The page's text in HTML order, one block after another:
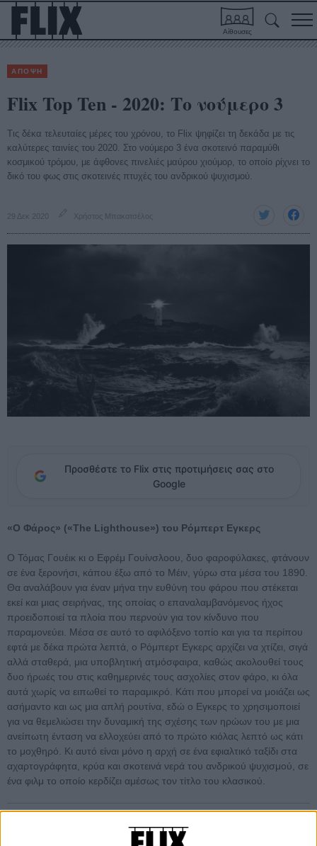
Αίθουσες
ΑΠΟΨΗ
Flix Top Ten - 2020: Το νούμερο 3
Τις δέκα τελευταίες μέρες του χρόνου, το Flix ψηφίζει τη δεκάδα με τις
καλύτερες ταινίες του 2020. Στο νούμερο 3 ένα σκοτεινό παραμύθι
κοσμικού τρόμου, με άφθονες πινελιές μαύρου χιούμορ, το οποίο ρίχνει το
δικό του φως στις σκοτεινές πτυχές του ανδρικού ψυχισμού.
29 Δεκ 2020 Χρήστος Μπακατσέλος
Προσθέστε το Flix στις προτιμήσεις σας στο
Google
«Ο Φάρος» («The Lighthouse») του Ρόμπερτ Εγκερς
Ο Τόμας Γουέικ κι ο Εφρέμ Γουίνσλοου, δυο φαροφύλακες, φτάνουν
σε ένα ξερονήσι, κάπου έξω από το Μέιν, γύρω στα μέσα του 1890.
Θα αναλάβουν για έναν μήνα την ευθύνη του φάρου που στέκεται
εκεί και μιας σειρήνας, της οποίας ο επαναλαμβανόμενος ήχος
προειδοποιεί τα πλοία που περνούν για τον κίνδυνο που
παραμονεύει. Μέσα σε αυτό το αφιλόξενο τοπίο και για τα περίπου
εφτά με δέκα πρώτα λεπτά, ο Ρόμπερτ Εγκερς αρχίζει να χτίζει, σιγά
αλλά σταθερά, μια υποβλητική ατμόσφαιρα, καθώς ακολουθεί τους
δυο ήρωές του στις καθημερινές τους ασχολίες στον φάρο, κι όλα
αυτά χωρίς να ειπωθεί το παραμικρό. Κάτι που μπορεί να μοιάζει ως
ασήμαντο και ως μια απλή ρουτίνα, εδώ ο Εγκερς το χρησιμοποιεί
για να θεμελιώσει την δυναμική της σχέσης των ηρώων του με μια
ανείπωτη ένταση να ελλοχεύει από το πρώτο κιόλας λεπτό ως κάτι
το μοχθηρό. Κι αυτό είναι μόνο η αρχή σε ένα εφιαλτικό ταξίδι στα
αχαρτογράφητα, κρύα και σκοτεινά νερά του ανδρικού ψυχισμού, σε
ένα φιλμ το οποίο κερδίζει αμέσως τον τίτλο του κλασικού.